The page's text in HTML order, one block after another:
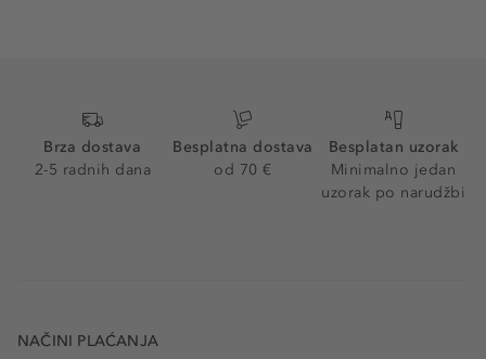
Brza dostava
2-5 radnih dana
Besplatna dostava
od 70 €
Besplatan uzorak
Minimalno jedan
uzorak po narudžbi
NAČINI PLAĆANJA